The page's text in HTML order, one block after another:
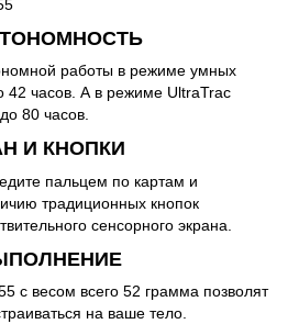
работы в режиме умных
42 часов. А в режиме UltraTrac
80 часов.
И КНОПКИ
пальцем по картам и
традиционных кнопок
сенсорного экрана.
с весом всего 52 грамма позволят
на ваше тело.